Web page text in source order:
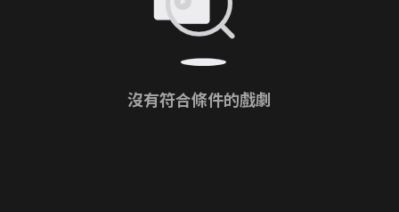
沒有符合條件的戲劇